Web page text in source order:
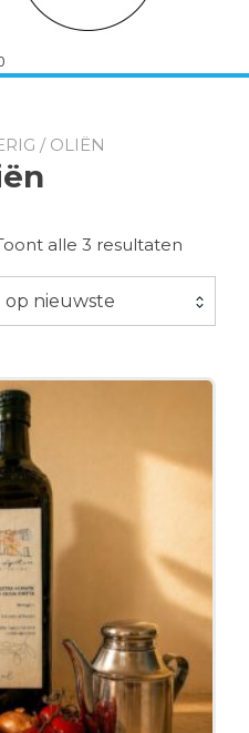
/ OLIËN
alle 3 resultaten
op nieuwste